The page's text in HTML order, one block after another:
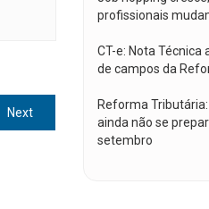
NextNext
post:
profissionais
CT-e: Nota Técnica
de campos da
Reforma Tributária:
ainda não se
setembro